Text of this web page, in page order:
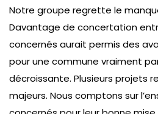
Notre groupe regrette le
Davantage de concertation
concernés aurait permis des
pour une commune vraiment
décroissante. Plusieurs projets
majeurs. Nous comptons sur